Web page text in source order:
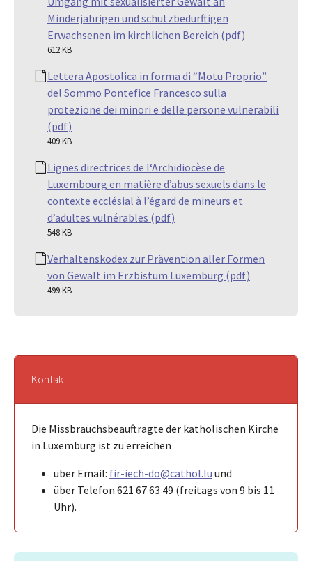
Minderjährigen und schutzbedürftigen
Erwachsenen im kirchlichen Bereich (pdf)
612 KB
Lettera Apostolica in forma di “Motu Proprio”
del Sommo Pontefice Francesco sulla
protezione dei minori e delle persone vulnerabili
(pdf)
409 KB
Lignes directrices de l‘Archidiocèse de
Luxembourg en matière d’abus sexuels dans le
contexte ecclésial à l’égard de mineurs et
d’adultes vulnérables (pdf)
548 KB
Verhaltenskodex zur Prävention aller Formen
von Gewalt im Erzbistum Luxemburg (pdf)
499 KB
Kontakt
Die Missbrauchsbeauftragte der katholischen Kirche
in Luxemburg ist zu erreichen
über Email: fir-iech-do@cathol.lu und
über Telefon 621 67 63 49 (freitags von 9 bis 11
Uhr).